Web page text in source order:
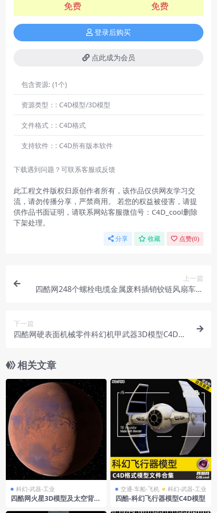
免费 免费
登录后购买
点此成为会员
包含资源: (1个)
资源类型：: C4D模型/3D模型
文件格式：: C4D格式
支持软件：: C4D所有版本软件
下载遇到问题？可联系客服或反馈
此工程文件版权归原创作者所有，该作品仅供网友学习交
流，请勿传播分享，严禁商用。 若您的权益被侵害，请提
供作品书面证明，请联系网站客服微信号：C4D_cool删除
下架处理。
分享 收藏 点赞(0)
上一篇
四酷网248个螺栓电缆金属废料插销铰链风扇车轮
下一篇
四酷网硬表面机械零件科幻机甲武器3D模型C4D工
相关文章
科幻-武器-工业
四酷网火星3D模型及太空背景
交通-车船-飞机 科幻-武器-工业
四酷-科幻飞行器模型C4D模型